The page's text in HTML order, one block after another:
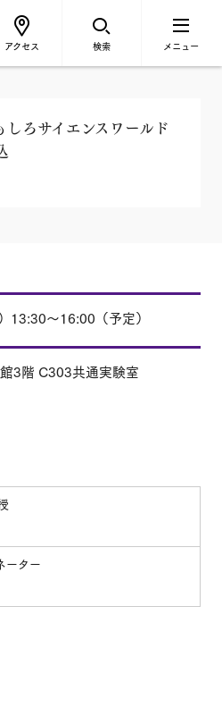
アクセス 検索 メニュー
ろサイエンスワールド
13:30～16:00（予定）
3階 C303共通実験室
ーター